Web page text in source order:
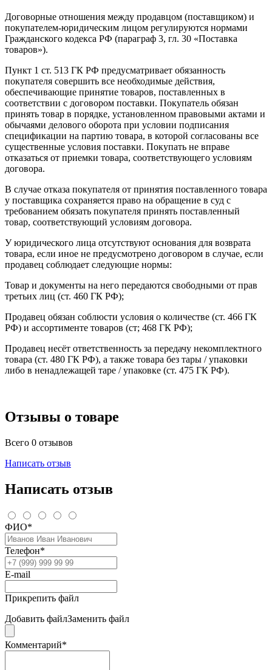
Договорные отношения между продавцом (поставщиком) и
покупателем-юридическим лицом регулируются нормами
Гражданского кодекса РФ (параграф 3, гл. 30 «Поставка
товаров»).
Пункт 1 ст. 513 ГК РФ предусматривает обязанность
покупателя совершить все необходимые действия,
обеспечивающие принятие товаров, поставленных в
соответствии с договором поставки. Покупатель обязан
принять товар в порядке, установленном правовыми актами и
обычаями делового оборота при условии подписания
спецификации на партию товара, в которой согласованы все
существенные условия поставки. Покупать не вправе
отказаться от приемки товара, соответствующего условиям
договора.
В случае отказа покупателя от принятия поставленного товара
у поставщика сохраняется право на обращение в суд с
требованием обязать покупателя принять поставленный
товар, соответствующий условиям договора.
У юридического лица отсутствуют основания для возврата
товара, если иное не предусмотрено договором в случае, если
продавец соблюдает следующие нормы:
Товар и документы на него передаются свободными от прав
третьих лиц (ст. 460 ГК РФ);
Продавец обязан соблюсти условия о количестве (ст. 466 ГК
РФ) и ассортименте товаров (ст; 468 ГК РФ);
Продавец несёт ответственность за передачу некомплектного
товара (ст. 480 ГК РФ), а также товара без тары / упаковки
либо в ненадлежащей таре / упаковке (ст. 475 ГК РФ).
Отзывы о товаре
Всего 0 отзывов
Написать отзыв
Написать отзыв
ФИО*
Телефон*
E-mail
Прикрепить файл
Добавить файлЗаменить файл
Комментарий*